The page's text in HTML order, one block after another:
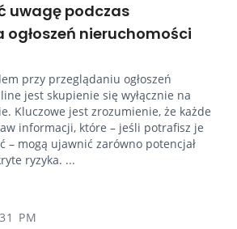
uwagę podczas
nieruchomości
przy przeglądaniu ogłoszeń
jest skupienie się wyłącznie na
Kluczowe jest zrozumienie, że każde
informacji, które – jeśli potrafisz je
– mogą ujawnić zarówno potencjał
ryzyka. ...
PM